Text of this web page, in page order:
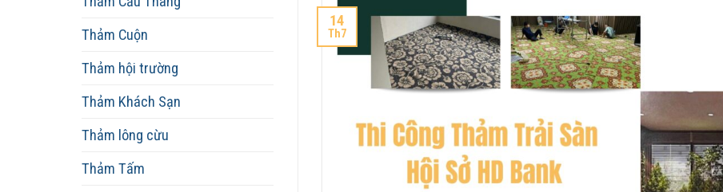
Thảm Cuộn
Thảm hội trường
Thảm Khách Sạn
Thảm lông cừu
Thảm Tấm
14
Th7